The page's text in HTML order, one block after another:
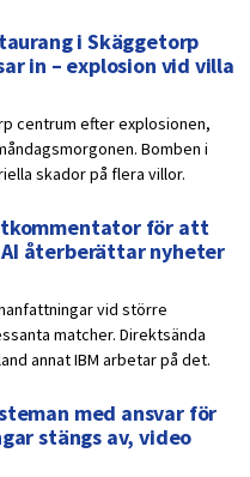
i Skäggetorp
in – explosion vid villa
centrum efter explosionen,
Bomben i
skador på flera villor.
för att
återberättar nyheter
vid större
matcher. Direktsända
annat IBM arbetar på det.
med ansvar för
stängs av, video